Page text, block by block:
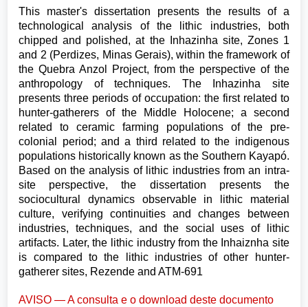
This master's dissertation presents the results of a
technological analysis of the lithic industries, both
chipped and polished, at the Inhazinha site, Zones 1
and 2 (Perdizes, Minas Gerais), within the framework of
the Quebra Anzol Project, from the perspective of the
anthropology of techniques. The Inhazinha site
presents three periods of occupation: the first related to
hunter-gatherers of the Middle Holocene; a second
related to ceramic farming populations of the pre-
colonial period; and a third related to the indigenous
populations historically known as the Southern Kayapó.
Based on the analysis of lithic industries from an intra-
site perspective, the dissertation presents the
sociocultural dynamics observable in lithic material
culture, verifying continuities and changes between
industries, techniques, and the social uses of lithic
artifacts. Later, the lithic industry from the Inhaiznha site
is compared to the lithic industries of other hunter-
gatherer sites, Rezende and ATM-691
AVISO — A consulta e o download deste documento